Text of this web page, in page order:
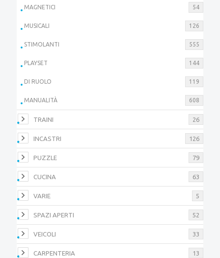
MAGNETICI 54
MUSICALI 126
STIMOLANTI 555
PLAYSET 144
DI RUOLO 119
MANUALITÀ 608
TRAINI 26
INCASTRI 126
PUZZLE 79
CUCINA 63
VARIE 5
SPAZI APERTI 52
VEICOLI 33
CARPENTERIA 13